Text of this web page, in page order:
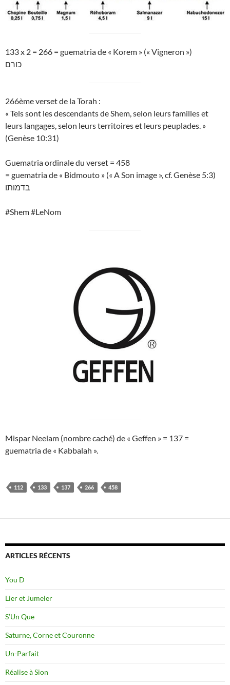
133 x 2 = 266 = guematria de « Korem » (« Vigneron »)
כורם
266ème verset de la Torah :
« Tels sont les descendants de Shem, selon leurs familles et
leurs langages, selon leurs territoires et leurs peuplades. »
(Genèse 10:31)
Guematria ordinale du verset = 458
= guematria de « Bidmouto » (« A Son image », cf. Genèse 5:3)
בדמותו
#Shem #LeNom
Mispar Neelam (nombre caché) de « Geffen » = 137 =
guematria de « Kabbalah ».
112 133 137 266 458
ARTICLES RÉCENTS
You D
Lier et Jumeler
S’Un Que
Saturne, Corne et Couronne
Un-Parfait
Réalise à Sion